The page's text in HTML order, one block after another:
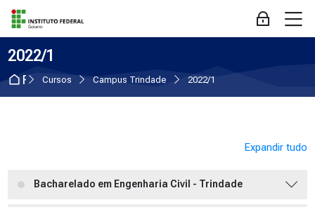
Skip to navigation
Skip to login form
Ir para o conteúdo principal
Skip to accessibility options
Skip to footer
Skip accessibility options
Acessar
2022/1
Página inicial
Cursos Campus Trindade 2022/1
Expandir tudo
Bacharelado em Engenharia Civil - Trindade